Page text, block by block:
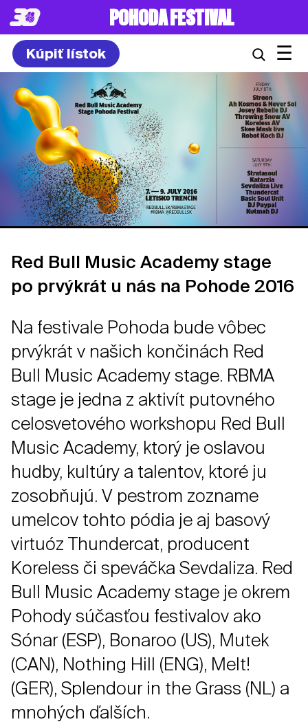
POHODA FESTIVAL
Kúpiť lístok ☰
Red Bull Music Academy stage
po prvýkrát u nás na Pohode 2016
Na festivale Pohoda bude vôbec
prvýkrát v našich končinách Red
Bull Music Academy stage. RBMA
stage je jedna z aktivít putovného
celosvetového workshopu Red Bull
Music Academy, ktorý je oslavou
hudby, kultúry a talentov, ktoré ju
zosobňujú. V pestrom zozname
umelcov tohto pódia je aj basový
virtuóz Thundercat, producent
Koreless či speváčka Sevdaliza. Red
Bull Music Academy stage je okrem
Pohody súčasťou festivalov ako
Sónar (ESP), Bonaroo (US), Mutek
(CAN), Nothing Hill (ENG), Melt!
(GER), Splendour in the Grass (NL) a
mnohých ďalších.